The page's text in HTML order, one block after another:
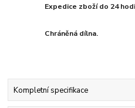
Expedice zboží do 24
Chráněná dílna.
Kompletní specifikace